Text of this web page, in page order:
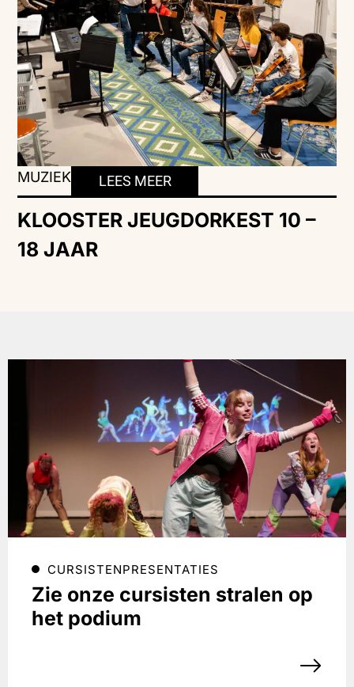
MUZIEK LEES MEER
KLOOSTER JEUGDORKEST 10 –
18 JAAR
CURSISTENPRESENTATIES
Zie onze cursisten stralen op
het podium